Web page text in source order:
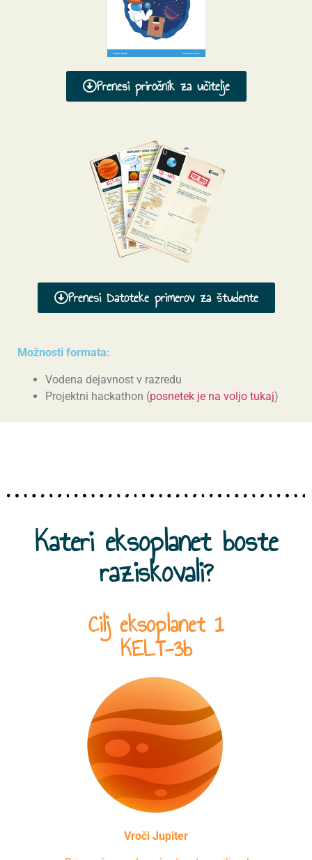
Prenesi priročnik za učitelje
Prenesi Datoteke primerov za študente
Možnosti formata:
Vodena dejavnost v razredu
Projektni hackathon (posnetek je na voljo tukaj)
Kateri eksoplanet boste
raziskovali?
Cilj eksoplanet 1
KELT-3b
Vroči Jupiter